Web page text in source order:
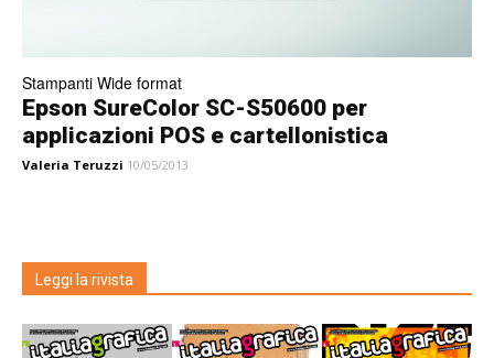
Stampanti Wide format
Epson SureColor SC-S50600 per
applicazioni POS e cartellonistica
Valeria Teruzzi 10/05/2013
Leggi la rivista